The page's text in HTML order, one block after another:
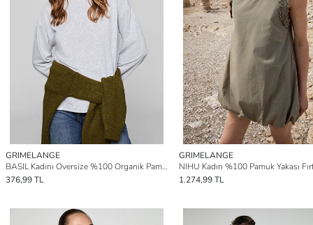
GRIMELANGE
BASIL Kadını Oversize %100 Organik Pamuk Örme Uzun Kol GRİ MELANJ T-Shirt
376,99 TL
GRIMELANGE
1.274,99 TL